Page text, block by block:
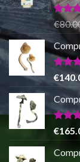
con
de 5
€
con
de 5
€
de 5
€